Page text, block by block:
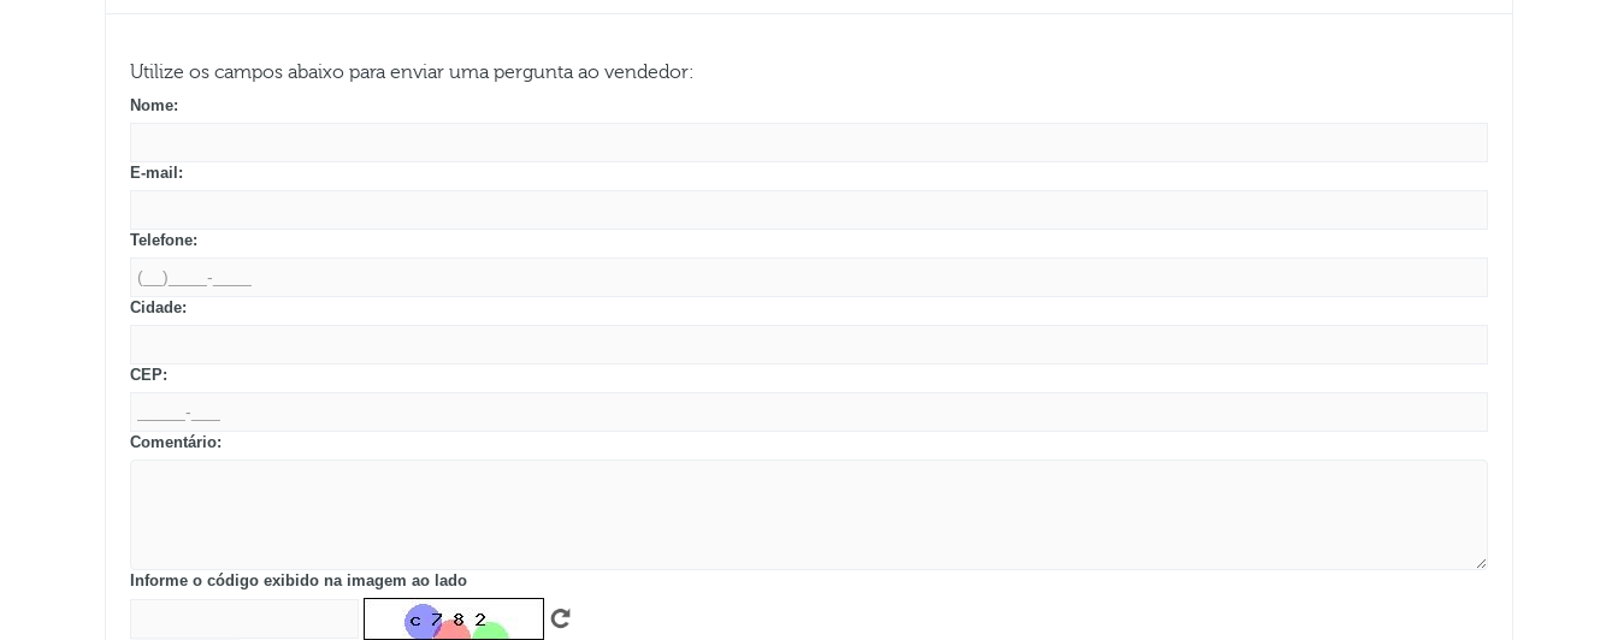
Utilize os campos abaixo para enviar uma pergunta ao vendedor:
Nome:
E-mail:
Telefone:
Cidade:
CEP:
Comentário:
Informe o código exibido na imagem ao lado